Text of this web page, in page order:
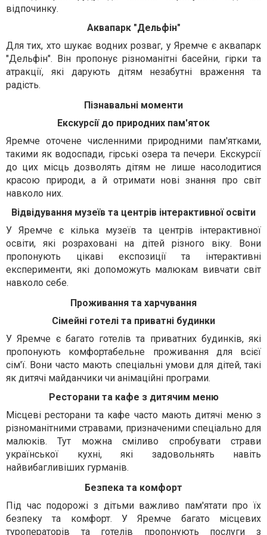
відпочинку.
Аквапарк "Дельфін"
Для тих, хто шукає водних розваг, у Яремче є аквапарк
"Дельфін". Він пропонує різноманітні басейни, гірки та
атракції, які дарують дітям незабутні враження та
радість.
Пізнавальні моменти
Екскурсії до природних пам'яток
Яремче оточене численними природними пам'ятками,
такими як водоспади, гірські озера та печери. Екскурсії
до цих місць дозволять дітям не лише насолодитися
красою природи, а й отримати нові знання про світ
навколо них.
Відвідування музеїв та центрів інтерактивної освіти
У Яремче є кілька музеїв та центрів інтерактивної
освіти, які розраховані на дітей різного віку. Вони
пропонують цікаві експозиції та інтерактивні
експерименти, які допоможуть малюкам вивчати світ
навколо себе.
Проживання та харчування
Сімейні готелі та приватні будинки
У Яремче є багато готелів та приватних будинків, які
пропонують комфортабельне проживання для всієї
сім'ї. Вони часто мають спеціальні умови для дітей, такі
як дитячі майданчики чи анімаційні програми.
Ресторани та кафе з дитячим меню
Місцеві ресторани та кафе часто мають дитячі меню з
різноманітними стравами, призначеними спеціально для
малюків. Тут можна сміливо спробувати страви
української кухні, які задовольнять навіть
найвибагливіших гурманів.
Безпека та комфорт
Під час подорожі з дітьми важливо пам'ятати про їх
безпеку та комфорт. У Яремче багато місцевих
туроператорів та готелів пропонують послуги з